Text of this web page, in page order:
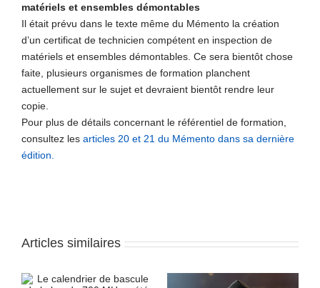
matériels et ensembles démontables
Il était prévu dans le texte même du Mémento la création
d’un certificat de technicien compétent en inspection de
matériels et ensembles démontables. Ce sera bientôt chose
faite, plusieurs organismes de formation planchent
actuellement sur le sujet et devraient bientôt rendre leur
copie.
Pour plus de détails concernant le référentiel de formation,
consultez les articles 20 et 21 du Mémento dans sa dernière
édition.
Articles similaires